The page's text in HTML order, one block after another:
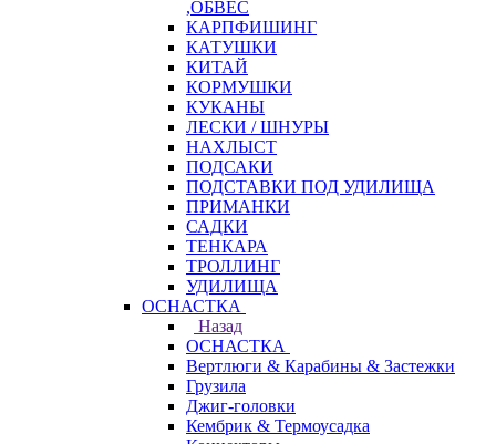
,ОБВЕС
КАРПФИШИНГ
КАТУШКИ
КИТАЙ
КОРМУШКИ
КУКАНЫ
ЛЕСКИ / ШНУРЫ
НАХЛЫСТ
ПОДСАКИ
ПОДСТАВКИ ПОД УДИЛИЩА
ПРИМАНКИ
САДКИ
ТЕНКАРА
ТРОЛЛИНГ
УДИЛИЩА
ОСНАСТКА
Назад
ОСНАСТКА
Вертлюги & Карабины & Застежки
Грузила
Джиг-головки
Кембрик & Термоусадка